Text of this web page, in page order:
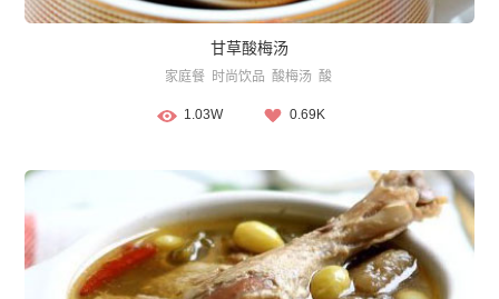
甘草酸梅汤
家庭餐 时尚饮品 酸梅汤 酸
1.03W 0.69K